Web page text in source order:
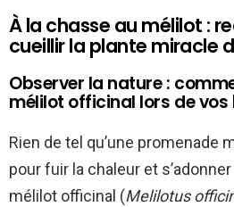
À la chasse au mélilot :
cueillir la plante miracle
Observer la nature :
mélilot officinal lors de
Rien de tel qu’une promenade
pour fuir la chaleur et
mélilot officinal (Melilotus